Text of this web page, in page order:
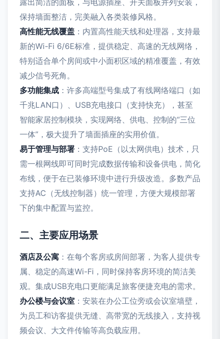
保持墙面整洁，完美融入各类装修风格。
高性能无线覆盖 ：内置高性能天线和处理器，支持最
新的Wi-Fi 6/6E标准，提供稳定、高速的无线网络，
特别适合单个房间或中小面积区域的精准覆盖，有效
减少信号死角。
多功能集成 ：许多高端型号集成了有线网络端口（如
千兆LAN口）、USB充电接口（支持快充），甚至
智能家居控制模块，实现网络、供电、控制的“三位
一体”，极大提升了墙面插座的实用价值。
易于管理与部署 ：支持PoE（以太网供电）技术，只
需一根网线即可同时完成数据传输和设备供电，简化
布线，便于在已装修环境中进行升级改造。多数产品
支持AC（无线控制器）统一管理，方便大规模部署
下的集中配置与监控。
二、主要应用场景
酒店及公寓 ：在每个客房或房间部署，为客人提供专
属、稳定的高速Wi-Fi，同时保持客房环境的简洁美
观。集成USB充电口更能满足旅客便捷充电的需求。
办公楼与会议室 ：安装在办公工位旁或会议室墙壁，
为员工和访客提供无缝、高带宽的无线接入，支持视
频会议、大文件传输等高负载应用。